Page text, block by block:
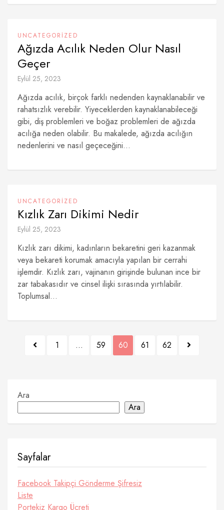
UNCATEGORIZED
Ağızda Acılık Neden Olur Nasıl
Geçer
Eylül 25, 2023
Ağızda acılık, birçok farklı nedenden kaynaklanabilir ve
rahatsızlık verebilir. Yiyeceklerden kaynaklanabileceği
gibi, diş problemleri ve boğaz problemleri de ağızda
acılığa neden olabilir. Bu makalede, ağızda acılığın
nedenlerini ve nasıl geçeceğini...
UNCATEGORIZED
Kızlık Zarı Dikimi Nedir
Eylül 25, 2023
Kızlık zarı dikimi, kadınların bekaretini geri kazanmak
veya bekareti korumak amacıyla yapılan bir cerrahi
işlemdir. Kızlık zarı, vajinanın girişinde bulunan ince bir
zar tabakasıdır ve cinsel ilişki sırasında yırtılabilir.
Toplumsal...
1 … 59 60 61 62
Ara
Ara
Sayfalar
Facebook Takipçi Gönderme Şifresiz
Liste
Portekiz Kargo Ücreti